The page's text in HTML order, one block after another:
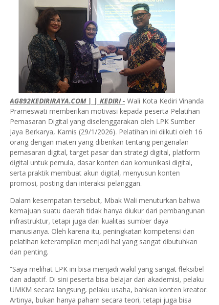
AG892KEDIRIRAYA.COM | | KEDIRI - Wali Kota Kediri Vinanda
Prameswati memberikan motivasi kepada peserta Pelatihan
Pemasaran Digital yang diselenggarakan oleh LPK Sumber
Jaya Berkarya, Kamis (29/1/2026). Pelatihan ini diikuti oleh 16
orang dengan materi yang diberikan tentang pengenalan
pemasaran digital, target pasar dan strategi digital, platform
digital untuk pemula, dasar konten dan komunikasi digital,
serta praktik membuat akun digital, menyusun konten
promosi, posting dan interaksi pelanggan.
Dalam kesempatan tersebut, Mbak Wali menuturkan bahwa
kemajuan suatu daerah tidak hanya diukur dari pembangunan
infrastruktur, tetapi juga dari kualitas sumber daya
manusianya. Oleh karena itu, peningkatan kompetensi dan
pelatihan keterampilan menjadi hal yang sangat dibutuhkan
dan penting.
“Saya melihat LPK ini bisa menjadi wakil yang sangat fleksibel
dan adaptif. Di sini peserta bisa belajar dari akademisi, pelaku
UMKM secara langsung, pelaku usaha, bahkan konten kreator.
Artinya, bukan hanya paham secara teori, tetapi juga bisa